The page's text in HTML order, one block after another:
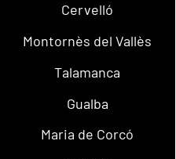
Cervelló
Montornès del Vallès
Talamanca
Gualba
Maria de Corcó